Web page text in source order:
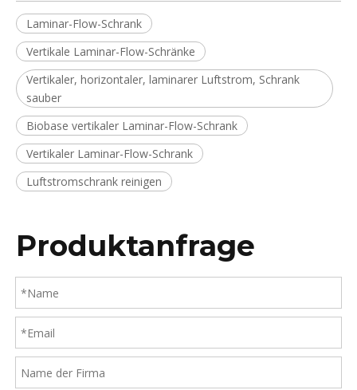
Laminar-Flow-Schrank
Vertikale Laminar-Flow-Schränke
Vertikaler, horizontaler, laminarer Luftstrom, Schrank
sauber
Biobase vertikaler Laminar-Flow-Schrank
Vertikaler Laminar-Flow-Schrank
Luftstromschrank reinigen
Produktanfrage